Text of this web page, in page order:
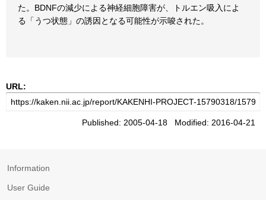
た。BDNFの減少による神経細胞障害が、トルエン吸入によ
る「うつ状態」の誘因となる可能性が示唆された。
URL:
Published: 2005-04-18 Modified: 2016-04-21
Information
User Guide